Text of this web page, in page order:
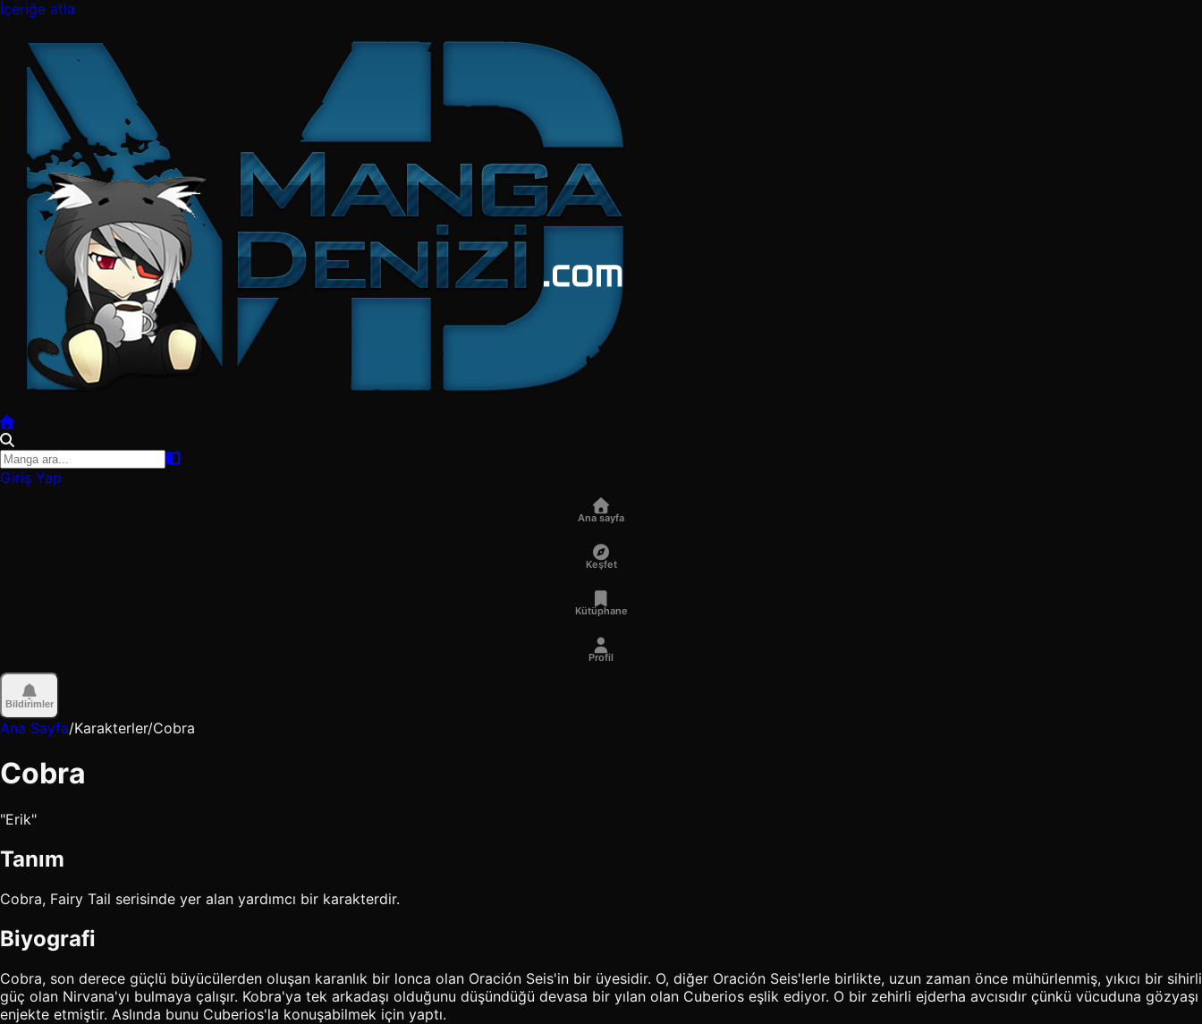
İçeriğe atla
Giriş Yap
Ana sayfa
Keşfet
Kütüphane
Profil
Bildirimler
Ana Sayfa/Karakterler/Cobra
Cobra
"Erik"
Tanım
Cobra, Fairy Tail serisinde yer alan yardımcı bir karakterdir.
Biyografi
Cobra, son derece güçlü büyücülerden oluşan karanlık bir lonca olan Oración Seis'in bir üyesidir. O, diğer Oración Seis'lerle birlikte, uzun zaman önce mühürlenmiş, yıkıcı bir sihirli
güç olan Nirvana'yı bulmaya çalışır. Kobra'ya tek arkadaşı olduğunu düşündüğü devasa bir yılan olan Cuberios eşlik ediyor. O bir zehirli ejderha avcısıdır çünkü vücuduna gözyaşı
enjekte etmiştir. Aslında bunu Cuberios'la konuşabilmek için yaptı.